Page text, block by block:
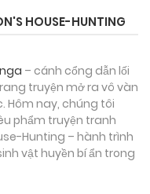
HOUSE-HUNTING
– cánh cổng dẫn lối
truyện mở ra vô vàn
Hôm nay, chúng tôi
phẩm truyện tranh
Hunting – hành trình
vật huyền bí ẩn trong